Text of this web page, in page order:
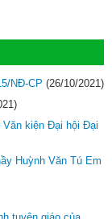
NĐ-CP (26/10/2021)
kiện Đại hội Đại
Huỳnh Văn Tú Em